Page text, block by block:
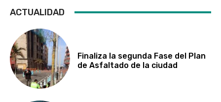
ACTUALIDAD
Finaliza la segunda Fase del Plan
de Asfaltado de la ciudad